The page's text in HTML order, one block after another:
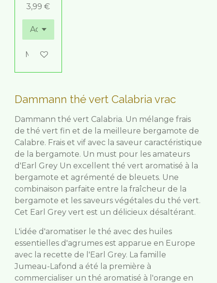
3,99 €
M'avertir si disponible
Dammann thé vert Calabria vrac
Dammann thé vert Calabria. Un mélange frais
de thé vert fin et de la meilleure bergamote de
Calabre. Frais et vif avec la saveur caractéristique
de la bergamote. Un must pour les amateurs
d'Earl Grey Un excellent thé vert aromatisé à la
bergamote et agrémenté de bleuets. Une
combinaison parfaite entre la fraîcheur de la
bergamote et les saveurs végétales du thé vert.
Cet Earl Grey vert est un délicieux désaltérant.
L'idée d'aromatiser le thé avec des huiles
essentielles d'agrumes est apparue en Europe
avec la recette de l'Earl Grey. La famille
Jumeau-Lafond a été la première à
commercialiser un thé aromatisé à l'orange en